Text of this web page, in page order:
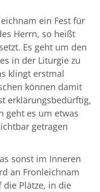
ein Fest für
Herrn, so heißt
Es geht um den
in der Liturgie zu
klingt erstmal
können damit
erklärungsbedürftig,
geht es um etwas
getragen
sonst im Inneren
an Fronleichnam
die Plätze, in die